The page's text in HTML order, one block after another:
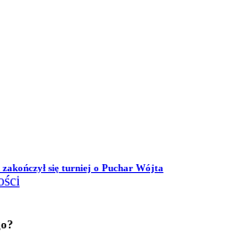
się turniej o Puchar Wójta